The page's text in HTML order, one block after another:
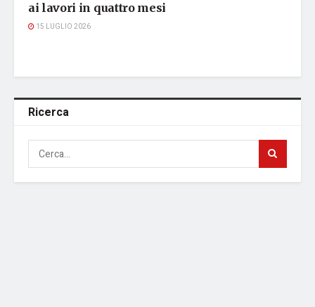
ai lavori in quattro mesi
15 LUGLIO 2026
Ricerca